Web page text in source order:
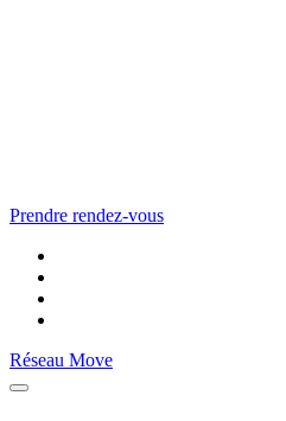
Prendre rendez-vous
Réseau Move